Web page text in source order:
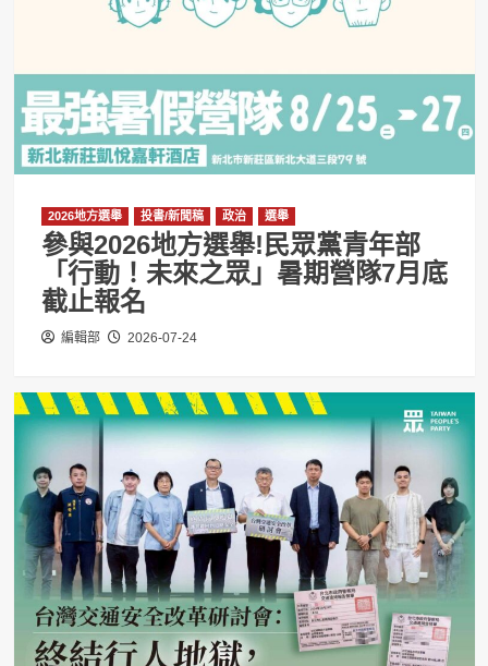
2026地方選舉 投書/新聞稿 政治 選舉
參與2026地方選舉!民眾黨青年部
「行動！未來之眾」暑期營隊7月底
截止報名
編輯部 2026-07-24